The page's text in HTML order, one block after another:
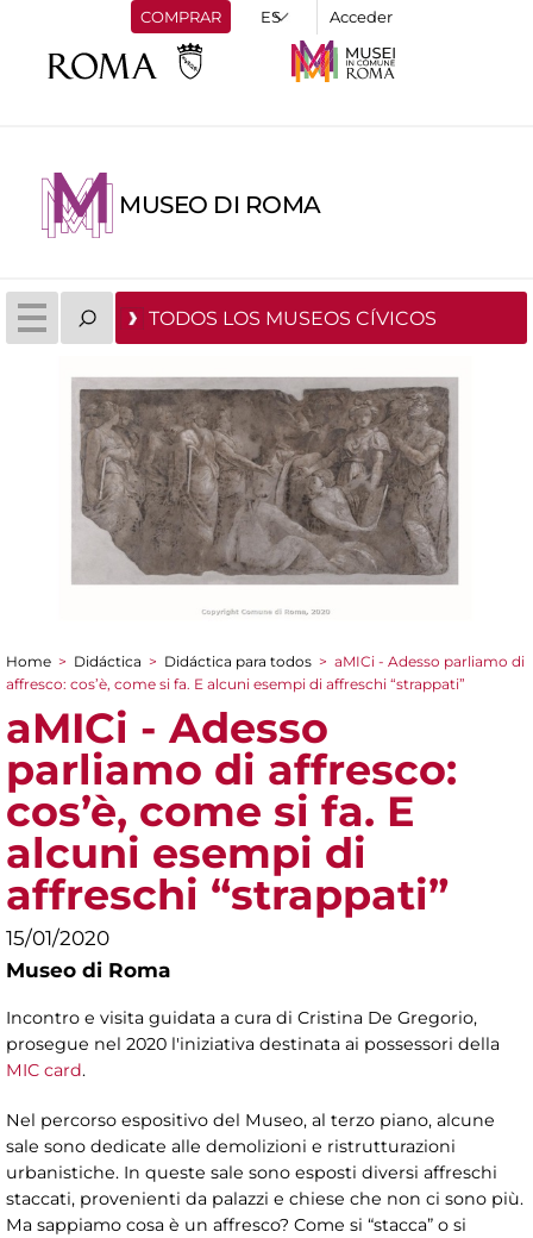
COMPRAR Acceder
MUSEO DI ROMA
TODOS LOS MUSEOS CÍVICOS
You are here
Home > Didáctica > Didáctica para todos > aMICi - Adesso parliamo di
affresco: cos’è, come si fa. E alcuni esempi di affreschi “strappati”
aMICi - Adesso
parliamo di affresco:
cos’è, come si fa. E
alcuni esempi di
affreschi “strappati”
15/01/2020
Museo di Roma
Incontro e visita guidata a cura di Cristina De Gregorio,
prosegue nel 2020 l'iniziativa destinata ai possessori della
MIC card.
Nel percorso espositivo del Museo, al terzo piano, alcune
sale sono dedicate alle demolizioni e ristrutturazioni
urbanistiche. In queste sale sono esposti diversi affreschi
staccati, provenienti da palazzi e chiese che non ci sono più.
Ma sappiamo cosa è un affresco? Come si “stacca” o si